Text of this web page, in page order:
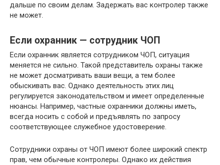
дальше по своим делам. Задержать вас контролер также
не может.
Если охранник — сотрудник ЧОП
Если охранник является сотрудником ЧОП, ситуация
меняется не сильно. Такой представитель охраны также
не может досматривать ваши вещи, а тем более
обыскивать вас. Однако деятельность этих лиц
регулируется законодательством и имеет определенные
нюансы. Например, частные охранники должны иметь,
всегда носить с собой и предъявлять по запросу
соответствующее служебное удостоверение.
Сотрудники охраны от ЧОП имеют более широкий спектр
прав, чем обычные контролеры. Однако их действия